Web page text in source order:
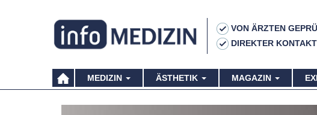
VON ÄRZTEN
DIREKTER
MEDIZIN ÄSTHETIK MAGAZIN